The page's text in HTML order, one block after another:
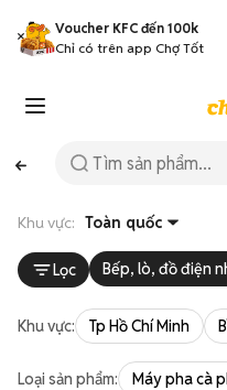
Voucher KFC đến 100k
Chỉ có trên app Chợ Tốt
Khu vực: Toàn quốc
Lọc Bếp, lò, đồ điện
Khu vực: Tp Hồ Chí Minh
Loại sản phẩm: Máy pha cà